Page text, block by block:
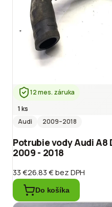
12 mes. záruka
1 ks
Audi
2009–2018
Potrubie vody Audi A8
2009 - 2018
33 €26.83 €bez DPH
Do košíka